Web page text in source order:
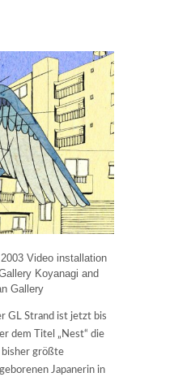
Video installation
Koyanagi and
Gallery
GL Strand ist jetzt bis
dem Titel „Nest“ die
bisher größte
Japanerin in